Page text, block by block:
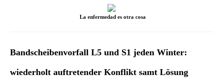
La enfermedad es otra cosa
Bandscheibenvorfall L5 und S1 jeden Winter:
wiederholt auftretender Konflikt samt Lösung